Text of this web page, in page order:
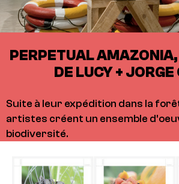
PERPETUAL
DE LUCY + JORGE
Suite à leur expédition dans la
artistes créent un ensemble
biodiversité.